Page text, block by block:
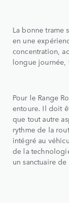
La bonne trame
en une
concentration,
longue journée,
Pour le Range
entoure. Il doit
que tout autre
rythme de la
intégré au
de la
un sanctuaire de